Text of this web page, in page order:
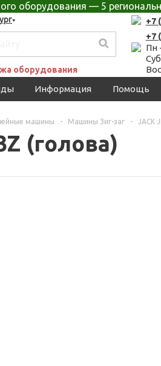
оборудования — 5
оборудования
+7
+7
Пн
Информация Помощь
машины - Машины Зиг-заг - JACK
(голова)